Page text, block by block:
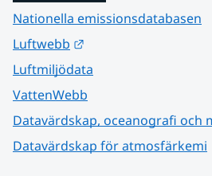
Nationella emissionsdatabasen
Luftwebb
Luftmiljödata
VattenWebb
Datavärdskap, oceanografi och
Datavärdskap för atmosfärkemi